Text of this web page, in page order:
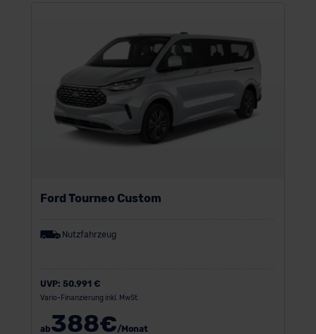
Ford Tourneo Custom
Nutzfahrzeug
UVP: 50.991 €
Vario-Finanzierung inkl. MwSt.
ab388€/Monat